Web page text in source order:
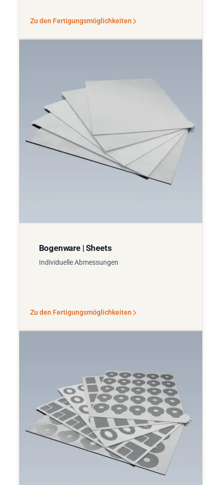
Zu den Fertigungsmöglichkeiten
Bogenware | Sheets
Individuelle Abmessungen
Zu den Fertigungsmöglichkeiten